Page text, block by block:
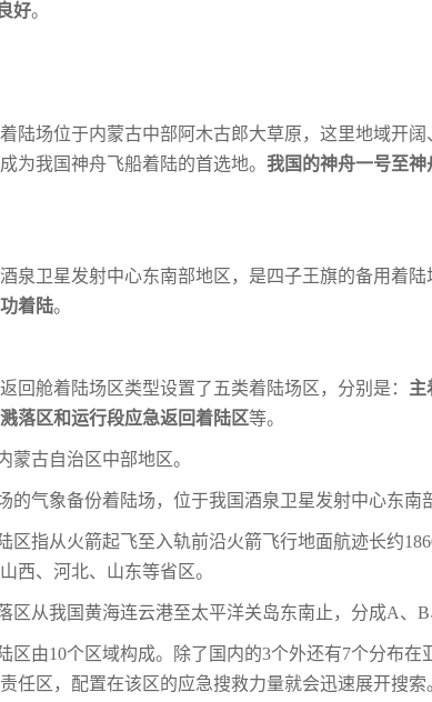
好。
陆场位于内蒙古中部阿木古郎大草原，这里地域开阔
为我国神舟飞船着陆的首选地。 我国的神舟一号至神
泉卫星发射中心东南部地区，是四子王旗的备用着陆
着陆。
回舱着陆场区类型设置了五类着陆场区，分别是： 主
落区和运行段应急返回着陆区等。
蒙古自治区中部地区。
的气象备份着陆场，位于我国酒泉卫星发射中心东南
区指从火箭起飞至入轨前沿火箭飞行地面航迹长约
西、河北、山东等省区。
区从我国黄海连云港至太平洋关岛东南止，分成A、B
区由10个区域构成。除了国内的3个外还有7个分布在
任区，配置在该区的应急搜救力量就会迅速展开搜索